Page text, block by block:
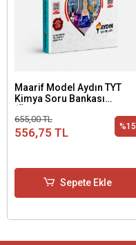
Maarif Model Aydın TYT
Kimya Soru Bankası
Basamak)
655,00 TL
556,75 TL %15
Sepete Ekle